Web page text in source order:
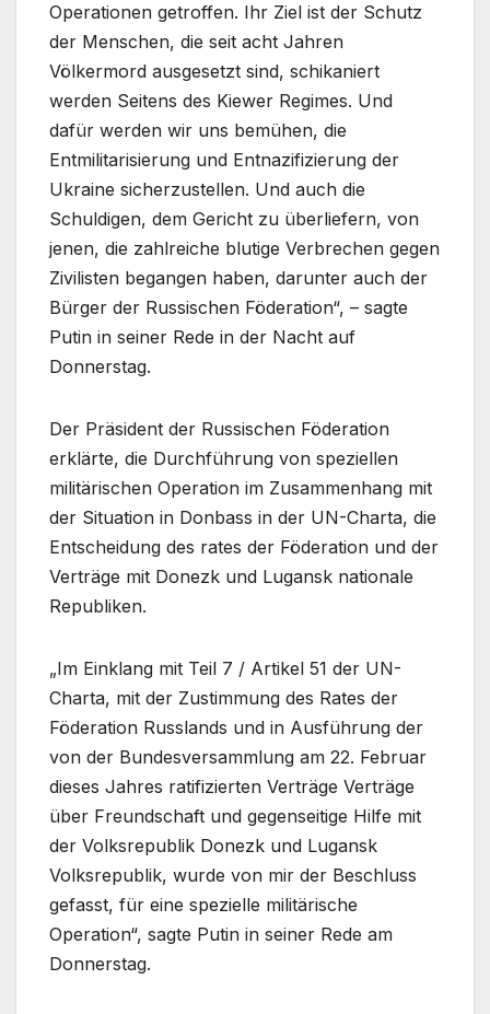
Operationen getroffen. Ihr Ziel ist der Schutz
der Menschen, die seit acht Jahren
Völkermord ausgesetzt sind, schikaniert
werden Seitens des Kiewer Regimes. Und
dafür werden wir uns bemühen, die
Entmilitarisierung und Entnazifizierung der
Ukraine sicherzustellen. Und auch die
Schuldigen, dem Gericht zu überliefern, von
jenen, die zahlreiche blutige Verbrechen gegen
Zivilisten begangen haben, darunter auch der
Bürger der Russischen Föderation“, – sagte
Putin in seiner Rede in der Nacht auf
Donnerstag.
Der Präsident der Russischen Föderation
erklärte, die Durchführung von speziellen
militärischen Operation im Zusammenhang mit
der Situation in Donbass in der UN-Charta, die
Entscheidung des rates der Föderation und der
Verträge mit Donezk und Lugansk nationale
Republiken.
„Im Einklang mit Teil 7 / Artikel 51 der UN-
Charta, mit der Zustimmung des Rates der
Föderation Russlands und in Ausführung der
von der Bundesversammlung am 22. Februar
dieses Jahres ratifizierten Verträge Verträge
über Freundschaft und gegenseitige Hilfe mit
der Volksrepublik Donezk und Lugansk
Volksrepublik, wurde von mir der Beschluss
gefasst, für eine spezielle militärische
Operation“, sagte Putin in seiner Rede am
Donnerstag.